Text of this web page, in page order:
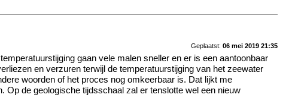
Geplaatst: 06 mei 2019 21:35
gaan vele malen sneller en er is een aantoonbaar
en verzuren terwijl de temperatuurstijging van het zeewater
woorden of het proces nog omkeerbaar is. Dat lijkt me
Op de geologische tijdsschaal zal er tenslotte wel een nieuw